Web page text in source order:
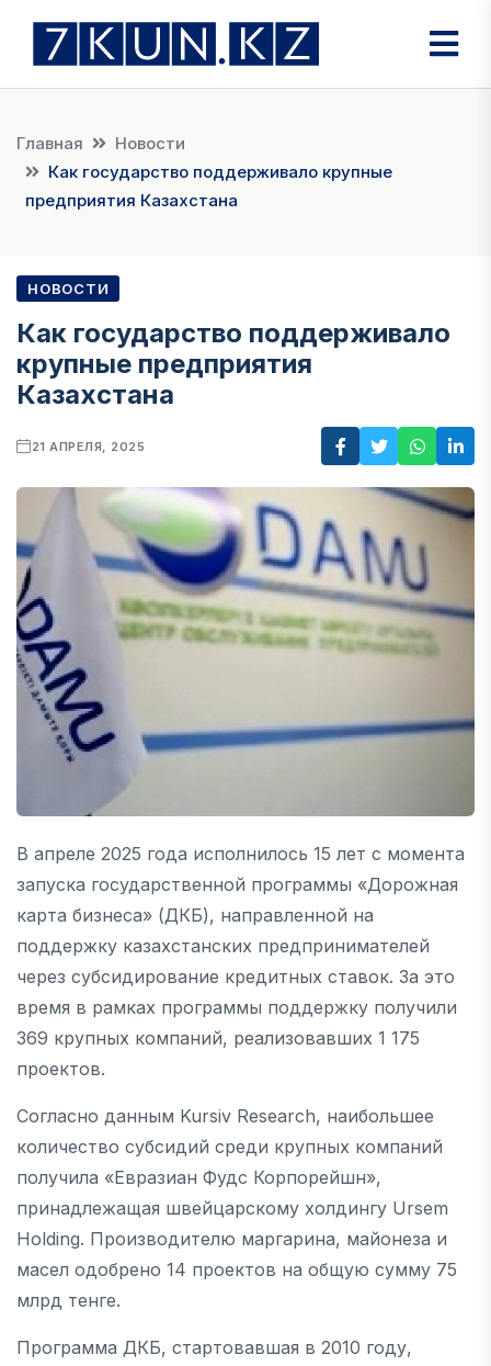
Главная
Новости
Как государство поддерживало крупные
предприятия Казахстана
НОВОСТИ
Как государство поддерживало
крупные предприятия
Казахстана
21 АПРЕЛЯ, 2025
В апреле 2025 года исполнилось 15 лет с момента
запуска государственной программы «Дорожная
карта бизнеса» (ДКБ), направленной на
поддержку казахстанских предпринимателей
через субсидирование кредитных ставок. За это
время в рамках программы поддержку получили
369 крупных компаний, реализовавших 1 175
проектов.
Согласно данным Kursiv Research, наибольшее
количество субсидий среди крупных компаний
получила «Евразиан Фудс Корпорейшн»,
принадлежащая швейцарскому холдингу Ursem
Holding. Производителю маргарина, майонеза и
масел одобрено 14 проектов на общую сумму 75
млрд тенге.
Программа ДКБ, стартовавшая в 2010 году,